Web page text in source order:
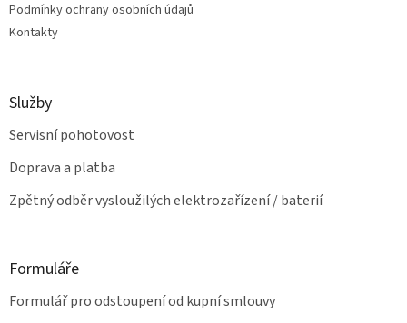
Podmínky ochrany osobních údajů
Kontakty
Služby
Servisní pohotovost
Doprava a platba
Zpětný odběr vysloužilých elektrozařízení / baterií
Formuláře
Formulář pro odstoupení od kupní smlouvy